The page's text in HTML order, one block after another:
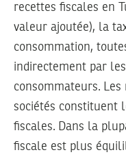
recettes fiscales en
valeur ajoutée), la
consommation,
indirectement par
consommateurs.
sociétés constituent
fiscales. Dans la
fiscale est plus